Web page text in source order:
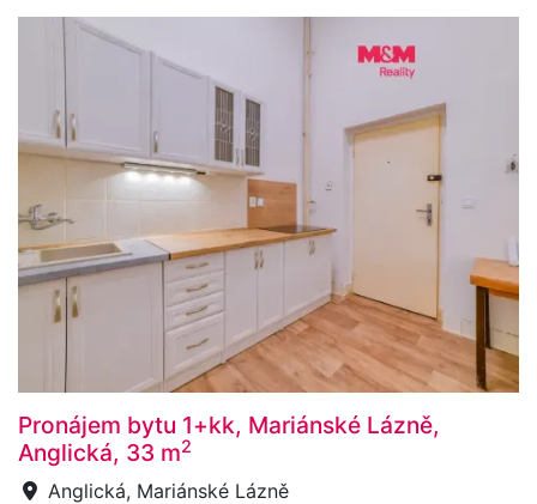
Pronájem bytu 1+kk, Mariánské Lázně,
Anglická, 33 m2
Anglická, Mariánské Lázně